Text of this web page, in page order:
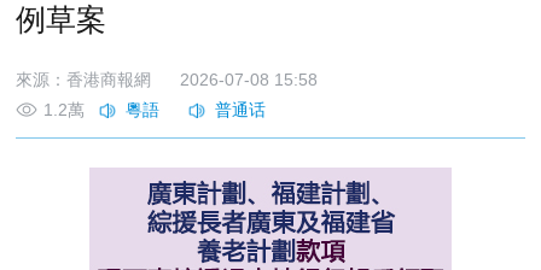
例草案
來源：香港商報網
2026-07-08 15:58
1.2萬